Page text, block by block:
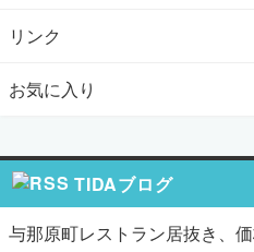
リンク
お気に入り
TIDAブログ
与那原町レストラン居抜き、